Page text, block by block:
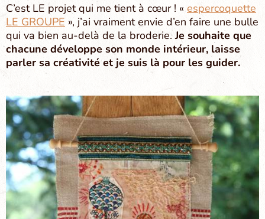
C’est LE projet qui me tient à cœur ! « espercoquette
LE GROUPE », j’ai vraiment envie d’en faire une bulle
qui va bien au-delà de la broderie.Je souhaite que
chacune développe son monde intérieur, laisse
parler sa créativité et je suis là pour les guider.